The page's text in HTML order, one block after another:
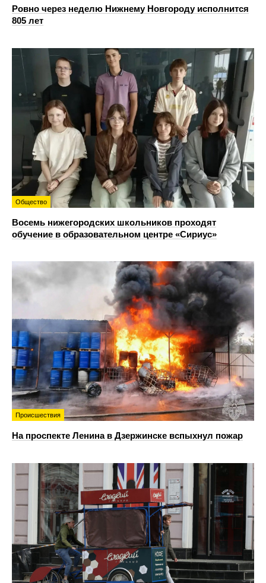
Ровно через неделю Нижнему Новгороду исполнится
805 лет
Общество
Восемь нижегородских школьников проходят
обучение в образовательном центре «Сириус»
Происшествия
На проспекте Ленина в Дзержинске вспыхнул пожар